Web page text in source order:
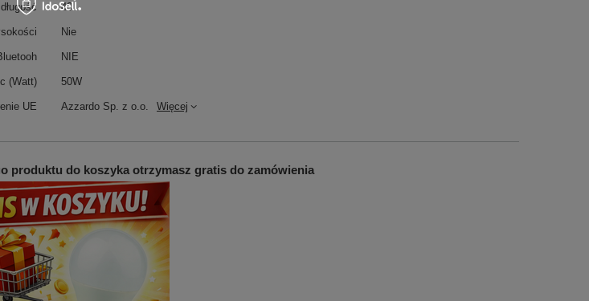
UE Azzardo Sp. z o.o. Więcej
40
Nie
NIE
(Watt) 50W
produktu do koszyka otrzymasz gratis do zamówienia